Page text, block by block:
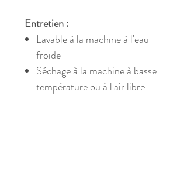
Entretien :
Lavable à la machine à l'eau
froide
Séchage à la machine à basse
température ou à l'air libre